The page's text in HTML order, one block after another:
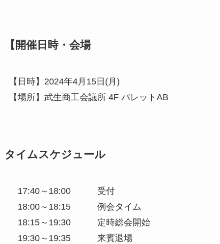
【開催日時・会場
【日時】2024年4月15日(月)
【場所】武生商工会議所 4F パレットAB
タイムスケジュール
17:40～18:00 受付
18:00～18:15 例会タイム
18:15～19:30 定時総会開始
19:30～19:35 来賓退場